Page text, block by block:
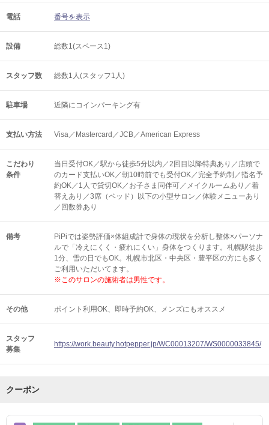
電話 番号を表示
設備 総数1(スペース1)
スタッフ数 総数1人(スタッフ1人)
駐車場 近隣にコインパーキング有
支払い方法 Visa／Mastercard／JCB／American Express
こだわり
条件
当日受付OK／駅から徒歩5分以内／2回目以降特典あり／店頭で
のカード支払いOK／朝10時前でも受付OK／完全予約制／指名予
約OK／1人で貸切OK／お子さま同伴可／メイクルームあり／着
替えあり／3席（ベッド）以下の小型サロン／体験メニューあり
／回数券あり
備考
PiPiでは姿勢評価×体組成計で身体の現状を分析し整体×パーソナ
ルで「冷えにくく・疲れにくい」身体をつくります。札幌駅徒歩
1分、雪の日でもOK。札幌市北区・中央区・豊平区の方にも多く
ご利用いただいてます。
※このサロンの施術者は男性です。
その他 ポイント利用OK 即時予約OK メンズにもオススメ
スタッフ
募集
https://work.beauty.hotpepper.jp/WC00013207/WS0000033845/
クーポン